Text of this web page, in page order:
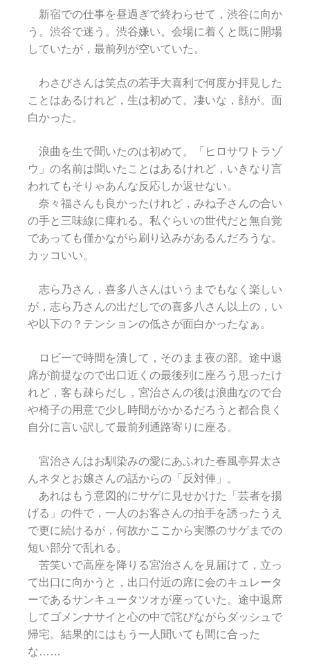
新宿での仕事を昼過ぎで終わらせて，渋谷に向か
う。渋谷で迷う。渋谷嫌い。会場に着くと既に開場
していたが，最前列が空いていた。
わさびさんは笑点の若手大喜利で何度か拝見した
ことはあるけれど，生は初めて。凄いな，顔が。面
白かった。
浪曲を生で聞いたのは初めて。「ヒロサワトラゾ
ウ」の名前は聞いたことはあるけれど，いきなり言
われてもそりゃあんな反応しか返せない。
奈々福さんも良かったけれど，みね子さんの合い
の手と三味線に痺れる。私ぐらいの世代だと無自覚
であっても僅かながら刷り込みがあるんだろうな。
カッコいい。
志ら乃さん，喜多八さんはいうまでもなく楽しい
が，志ら乃さんの出だしでの喜多八さん以上の，い
や以下の？テンションの低さが面白かったなぁ。
ロビーで時間を潰して，そのまま夜の部。途中退
席が前提なので出口近くの最後列に座ろう思ったけ
れど，客も疎らだし，宮治さんの後は浪曲なので台
や椅子の用意で少し時間がかかるだろうと都合良く
自分に言い訳して最前列通路寄りに座る。
宮治さんはお馴染みの愛にあふれた春風亭昇太さ
んネタとお嬢さんの話からの「反対俥」。
あれはもう意図的にサゲに見せかけた「芸者を揚
げる」の件で，一人のお客さんの拍手を誘ったうえ
で更に続けるが，何故かここから実際のサゲまでの
短い部分で乱れる。
苦笑いで高座を降りる宮治さんを見届けて，立っ
て出口に向かうと，出口付近の席に会のキュレータ
ーであるサンキュータツオが座っていた。途中退席
してゴメンナサイと心の中で詫びながらダッシュで
帰宅。結果的にはもう一人聞いても間に合った
な……